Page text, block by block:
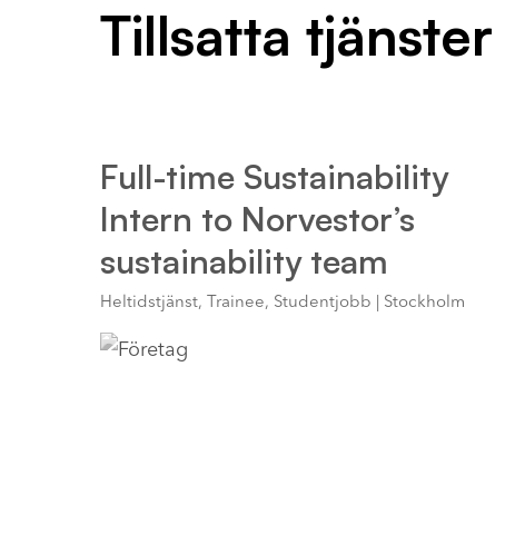
Tillsatta tjänster
Full-time Sustainability
Intern to Norvestor’s
sustainability team
Heltidstjänst, Trainee, Studentjobb | Stockholm